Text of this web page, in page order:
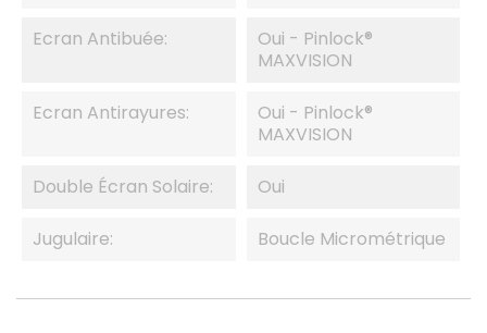
Ecran Antibuée:
Oui - Pinlock®
MAXVISION
Ecran Antirayures:
Oui - Pinlock®
MAXVISION
Double Écran Solaire: Oui
Jugulaire: Boucle Micrométrique